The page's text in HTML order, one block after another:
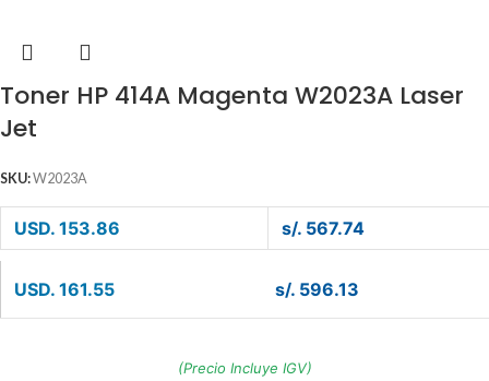
Toner HP 414A Magenta W2023A Laser
Jet
SKU:W2023A
USD. 153.86 s/. 567.74
USD. 161.55 s/. 596.13
(Precio Incluye IGV)